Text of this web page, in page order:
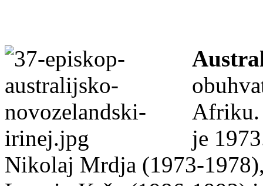
Afriku.
je
Nikolaj Mrdja (1973-